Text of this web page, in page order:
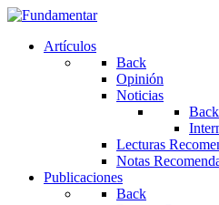
Artículos
Back
Opinión
Noticias
Back
Lecturas
Notas
Publicaciones
Back